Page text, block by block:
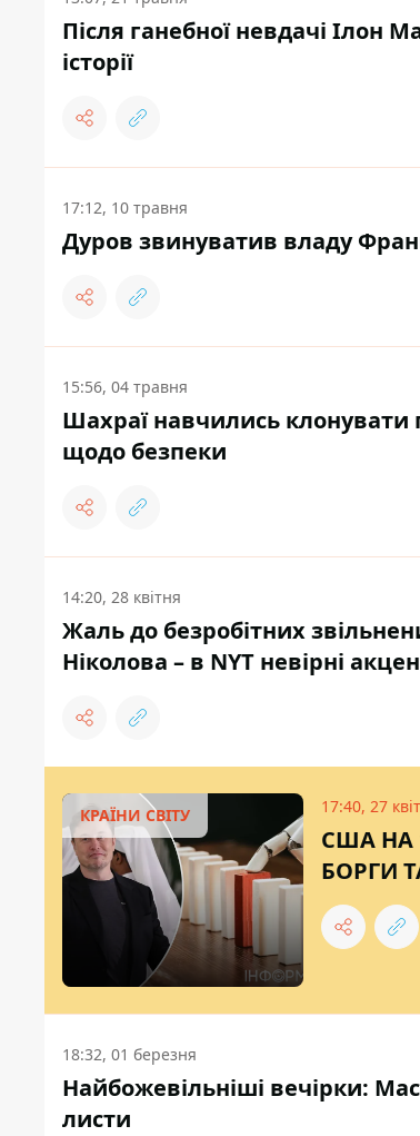
Після ганебної невдачі Ілон
історії
17:12, 10 травня
Дуров звинуватив владу
15:56, 04 травня
Шахраї навчились клонувати
щодо безпеки
14:20, 28 квітня
Жаль до безробітних
Ніколова – в NYT невірні
КРАЇНИ СВІТУ 17:40, 27
США НА
БОРГИ
18:32, 01 березня
Найбожевільніші вечірки:
листи